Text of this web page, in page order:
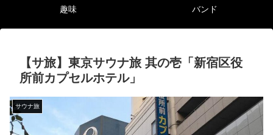
趣味 バンド
【サ旅】東京サウナ旅 其の壱「新宿区役
所前カプセルホテル」
サウナ旅